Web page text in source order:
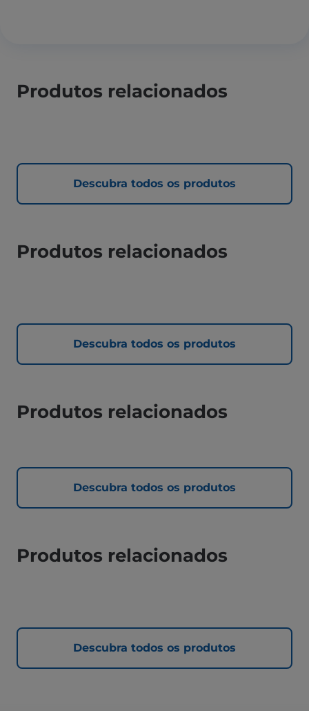
Produtos relacionados
Descubra todos os produtos
Produtos relacionados
Descubra todos os produtos
Produtos relacionados
Descubra todos os produtos
Produtos relacionados
Descubra todos os produtos